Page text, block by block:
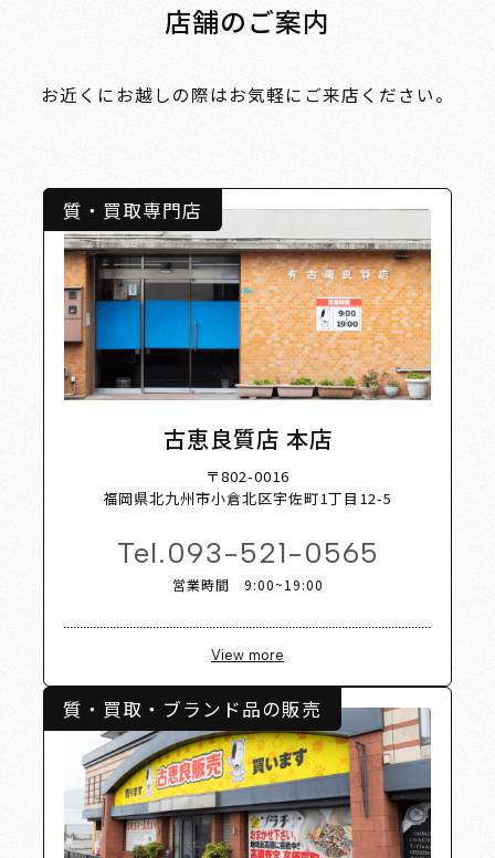
店舗のご案内
お近くにお越しの際はお気軽にご来店ください。
質・買取専門店
古恵良質店 本店
〒802-0016
福岡県北九州市小倉北区宇佐町1丁目12-5
Tel.093-521-0565
営業時間 9:00~19:00
View more
質・買取・ブランド品の販売